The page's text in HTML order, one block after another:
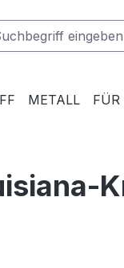
METALL FÜR